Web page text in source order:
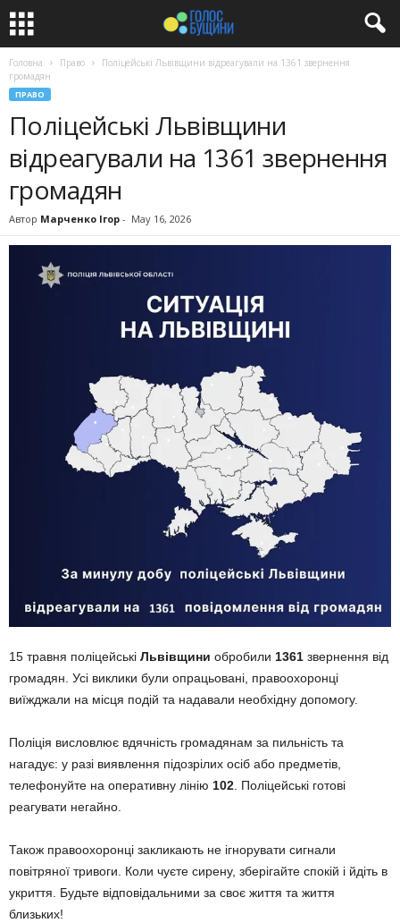
Головна Право
Поліцейські Львівщини відреагували на 1361 звернення
громадян
ПРАВО
Поліцейські Львівщини
відреагували на 1361 звернення
громадян
Автор Марченко Ігор - May 16, 2026
15 травня поліцейські Львівщини обробили 1361 звернення від
громадян. Усі виклики були опрацьовані, правоохоронці
виїжджали на місця подій та надавали необхідну допомогу.
Поліція висловлює вдячність громадянам за пильність та
нагадує: у разі виявлення підозрілих осіб або предметів,
телефонуйте на оперативну лінію 102. Поліцейські готові
реагувати негайно.
Також правоохоронці закликають не ігнорувати сигнали
повітряної тривоги. Коли чуєте сирену, зберігайте спокій і йдіть в
укриття. Будьте відповідальними за своє життя та життя
близьких!